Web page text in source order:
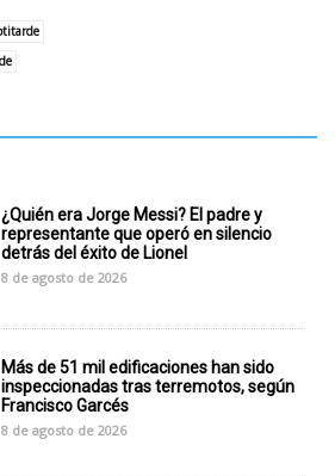
¿Quién era Jorge Messi? El padre y
representante que operó en silencio
detrás del éxito de Lionel
8 de agosto de 2026
Más de 51 mil edificaciones han sido
inspeccionadas tras terremotos, según
Francisco Garcés
8 de agosto de 2026